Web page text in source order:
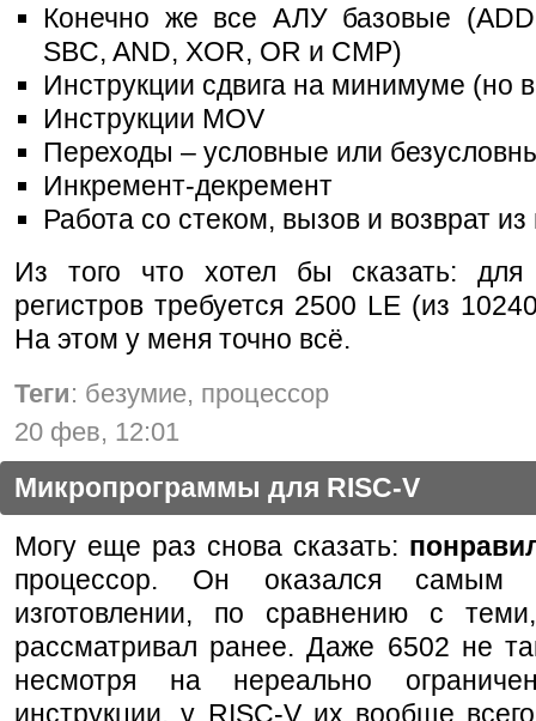
Конечно же все АЛУ базовые
SBC, AND, XOR, OR и CMP)
Инструкции сдвига на минимуме (но
Инструкции MOV
Переходы – условные или
Инкремент-декремент
Работа со стеком, вызов и возврат
Из того что хотел бы сказать:
регистров требуется 2500 LE (из
На этом у меня точно всё.
Теги: безумие, процессор
20 фев, 12:01
Микропрограммы для RISC-V
Могу еще раз снова сказать:
процессор. Он оказался самым
изготовлении, по сравнению с
рассматривал ранее. Даже 6502 не
несмотря на нереально
инструкции, у RISC-V их вообще